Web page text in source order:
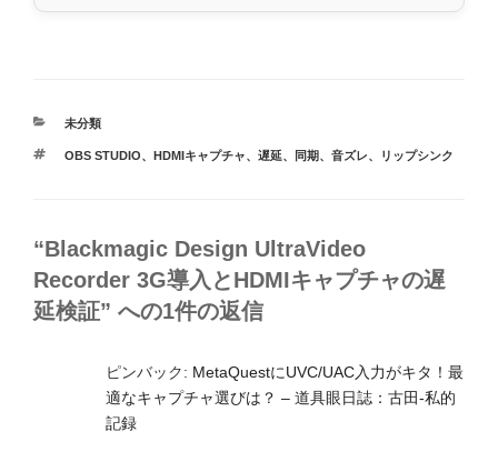
カ
ゴ
未分類
タ
OBS STUDIO、 HDMIキャプチャ、 遅延、 同期、 音ズレ、 リップシンク
“Blackmagic Design UltraVideo
Recorder 3G導入とHDMIキャプチャの遅
延検証” への1件の返信
ピンバック: MetaQuestにUVC/UAC入力がキタ！最
適なキャプチャ選びは？ – 道具眼日誌：古田-私的
記録